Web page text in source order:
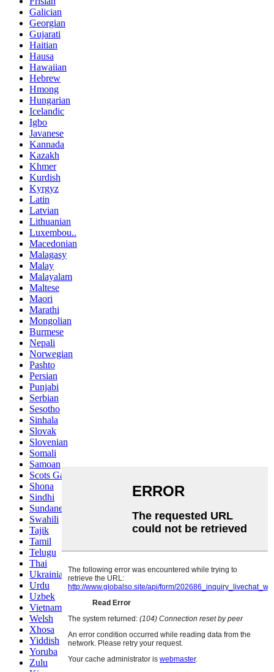
Galician
Georgian
Gujarati
Haitian
Hausa
Hawaiian
Hebrew
Hmong
Hungarian
Icelandic
Igbo
Javanese
Kannada
Kazakh
Khmer
Kurdish
Kyrgyz
Latin
Latvian
Lithuanian
Luxembou..
Macedonian
Malagasy
Malay
Malayalam
Maltese
Maori
Marathi
Mongolian
Burmese
Nepali
Norwegian
Pashto
Persian
Punjabi
Serbian
Sesotho
Sinhala
Slovak
Slovenian
Somali
Samoan
Scots Gaelic
Shona
Sindhi
Sundanese
Swahili
Tajik
Tamil
Telugu
Thai
Ukrainian
Urdu
Uzbek
Vietnamese
Welsh
Xhosa
Yiddish
Yoruba
Zulu